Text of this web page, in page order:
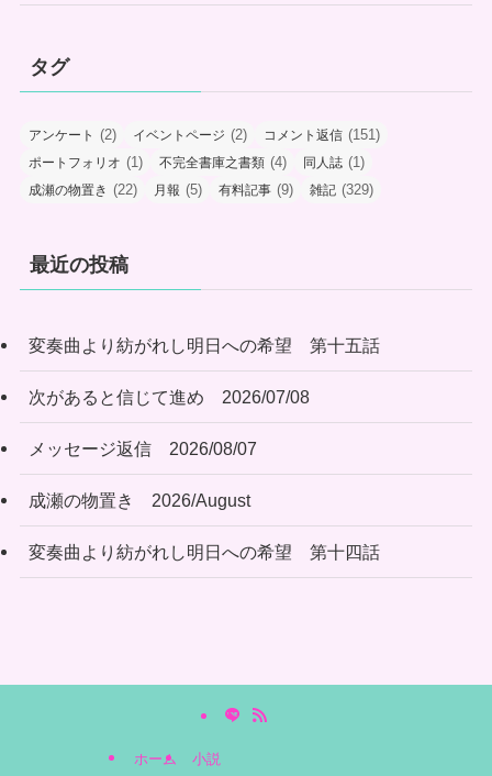
タグ
アンケート (2) イベントページ (2) コメント返信 (151)
ポートフォリオ (1) 不完全書庫之書類 (4) 同人誌 (1)
成瀬の物置き (22) 月報 (5) 有料記事 (9) 雑記 (329)
最近の投稿
変奏曲より紡がれし明日への希望 第十五話
次があると信じて進め 2026/07/08
メッセージ返信 2026/08/07
成瀬の物置き 2026/August
変奏曲より紡がれし明日への希望 第十四話
ホーム 小説